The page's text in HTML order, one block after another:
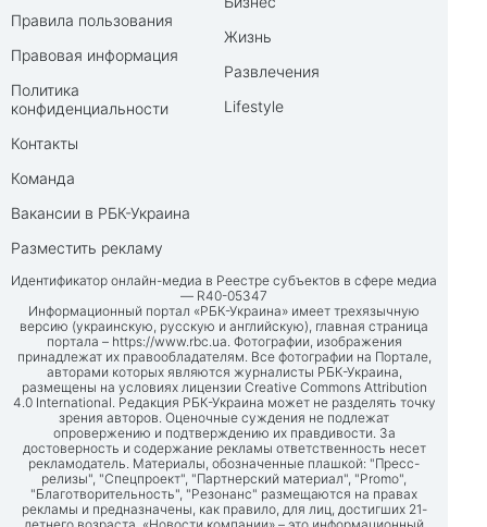
Правила пользования
Правовая информация
Политика
конфиденциальности
Контакты
Команда
Вакансии в РБК-Украина
Разместить рекламу
Жизнь
Развлечения
Lifestyle
Идентификатор онлайн-медиа в Реестре субъектов в сфере медиа
— R40-05347
Информационный портал «РБК-Украина» имеет трехязычную
версию (украинскую, русскую и английскую), главная страница
портала – https://www.rbc.ua. Фотографии, изображения
принадлежат их правообладателям. Все фотографии на Портале,
авторами которых являются журналисты РБК-Украина,
размещены на условиях лицензии Creative Commons Attribution
4.0 International. Редакция РБК-Украина может не разделять точку
зрения авторов. Оценочные суждения не подлежат
опровержению и подтверждению их правдивости. За
достоверность и содержание рекламы ответственность несет
рекламодатель. Материалы, обозначенные плашкой: "Пресс-
релизы", "Спецпроект", "Партнерский материал", "Promo",
"Благотворительность", "Резонанс" размещаются на правах
рекламы и предназначены, как правило, для лиц, достигших 21-